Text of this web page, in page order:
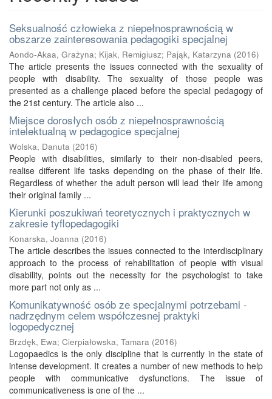
Seksualność człowieka z niepełnosprawnością w
obszarze zainteresowania pedagogiki specjalnej
Aondo-Akaa, Grażyna; Kijak, Remigiusz; Pająk, Katarzyna (2016)
The article presents the issues connected with the sexuality of
people with disability. The sexuality of those people was
presented as a challenge placed before the special pedagogy of
the 21st century. The article also ...
Miejsce dorosłych osób z niepełnosprawnością
intelektualną w pedagogice specjalnej
Wolska, Danuta (2016)
People with disabilities, similarly to their non-disabled peers,
realise different life tasks depending on the phase of their life.
Regardless of whether the adult person will lead their life among
their original family ...
Kierunki poszukiwań teoretycznych i praktycznych w
zakresie tyflopedagogiki
Konarska, Joanna (2016)
The article describes the issues connected to the interdisciplinary
approach to the process of rehabilitation of people with visual
disability, points out the necessity for the psychologist to take
more part not only as ...
Komunikatywność osób ze specjalnymi potrzebami -
nadrzędnym celem współczesnej praktyki
logopedycznej
Brzdęk, Ewa; Cierpiałowska, Tamara (2016)
Logopaedics is the only discipline that is currently in the state of
intense development. It creates a number of new methods to help
people with communicative dysfunctions. The issue of
communicativeness is one of the ...